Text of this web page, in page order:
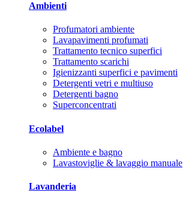
Ambienti
Profumatori ambiente
Lavapavimenti profumati
Trattamento tecnico superfici
Trattamento scarichi
Igienizzanti superfici e pavimenti
Detergenti vetri e multiuso
Detergenti bagno
Superconcentrati
Ecolabel
Ambiente e bagno
Lavastoviglie & lavaggio manuale
Lavanderia